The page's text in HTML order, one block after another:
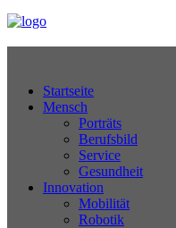
Startseite
Mensch
Porträts
Berufsbild
Service
Gesundheit
Innovation
Mobilität
Robotik